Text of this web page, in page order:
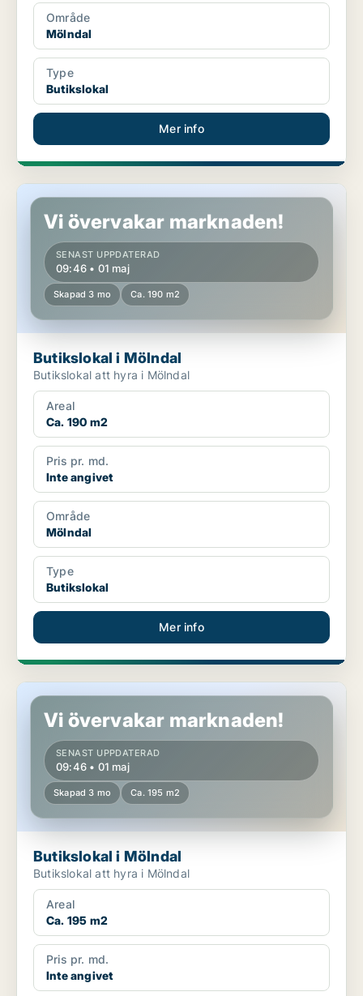
Område
Mölndal
Type
Butikslokal
Mer info
Butikslokal i Mölndal
Vi övervakar marknaden!
SENAST UPPDATERAD
09:46 • 01 maj
Skapad 3 mo Ca. 190 m2
Butikslokal i Mölndal
Butikslokal att hyra i Mölndal
Areal
Ca. 190 m2
Pris pr. md.
Inte angivet
Område
Mölndal
Type
Butikslokal
Mer info
Butikslokal i Mölndal
Vi övervakar marknaden!
SENAST UPPDATERAD
09:46 • 01 maj
Skapad 3 mo Ca. 195 m2
Butikslokal i Mölndal
Butikslokal att hyra i Mölndal
Areal
Ca. 195 m2
Pris pr. md.
Inte angivet